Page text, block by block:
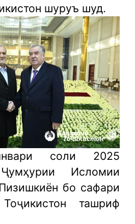
шуруъ шуд.
соли 2025
Исломии
бо сафари
ташриф